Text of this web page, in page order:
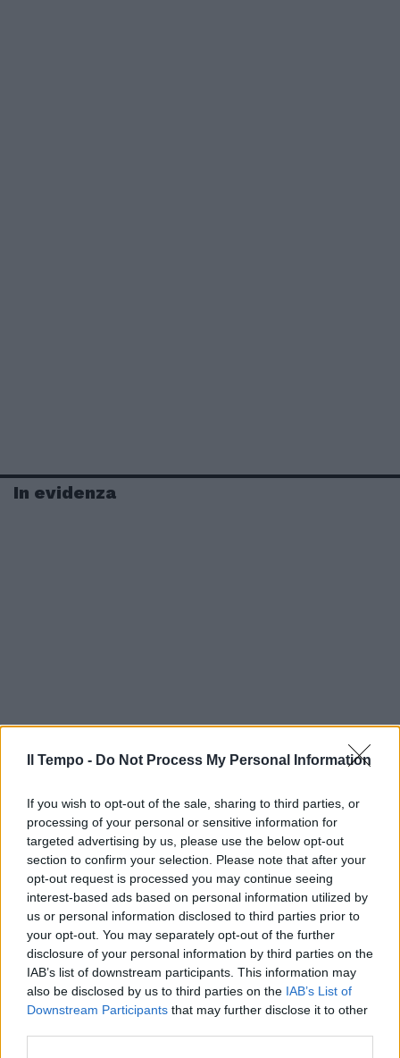
Il Tempo - Do Not Process My Personal Information
If you wish to opt-out of the sale, sharing to third parties, or
processing of your personal or sensitive information for
targeted advertising by us, please use the below opt-out
section to confirm your selection. Please note that after your
opt-out request is processed you may continue seeing
interest-based ads based on personal information utilized by
us or personal information disclosed to third parties prior to
your opt-out. You may separately opt-out of the further
disclosure of your personal information by third parties on the
IAB’s list of downstream participants. This information may
also be disclosed by us to third parties on the IAB’s List of
Downstream Participants that may further disclose it to other
In evidenza